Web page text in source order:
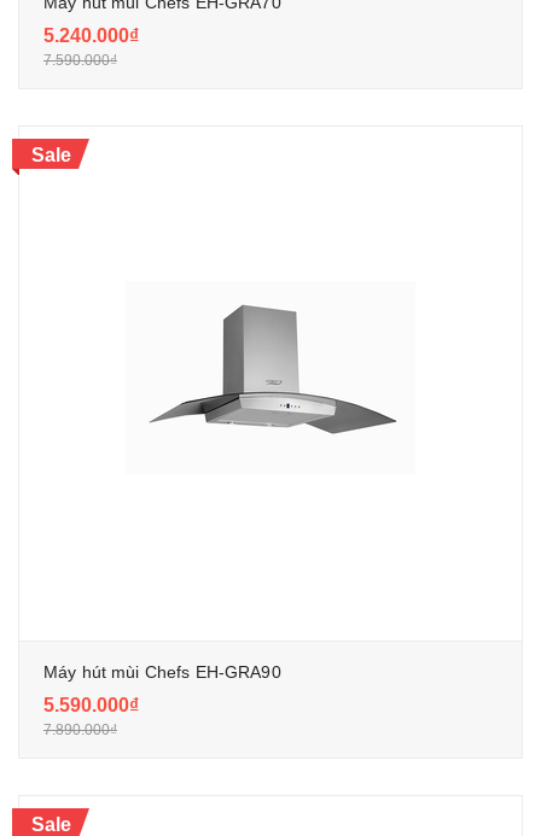
5.240.000₫
7.590.000₫
Sale
Máy hút mùi Chefs EH-GRA90
5.590.000₫
7.890.000₫
Sale